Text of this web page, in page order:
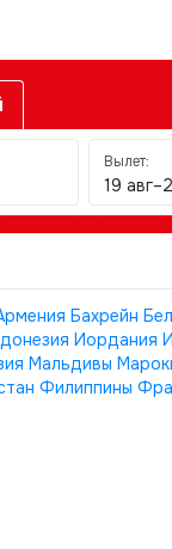
Вылет:
19
Бахрейн
Иордания
Мальдивы
Филиппины